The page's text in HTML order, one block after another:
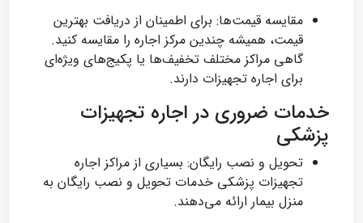
مقایسه قیمت‌ها: برای اطمینان از دریافت بهترین
قیمت، همیشه چندین مرکز اجاره را مقایسه کنید.
گاهی مراکز مختلف تخفیف‌ها یا پکیج‌های ویژه‌ای
برای اجاره تجهیزات دارند.
خدمات ضروری در اجاره تجهیزات
پزشکی
تحویل و نصب رایگان: بسیاری از مراکز اجاره
تجهیزات پزشکی خدمات تحویل و نصب رایگان به
منزل بیمار ارائه می‌دهند.